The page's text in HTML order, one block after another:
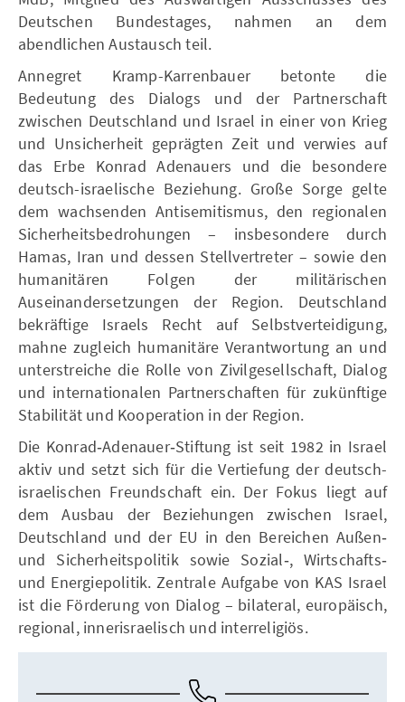
Deutschen Bundestages, nahmen an dem
abendlichen Austausch teil.
Annegret Kramp-Karrenbauer betonte die
Bedeutung des Dialogs und der Partnerschaft
zwischen Deutschland und Israel in einer von Krieg
und Unsicherheit geprägten Zeit und verwies auf
das Erbe Konrad Adenauers und die besondere
deutsch-israelische Beziehung. Große Sorge gelte
dem wachsenden Antisemitismus, den regionalen
Sicherheitsbedrohungen – insbesondere durch
Hamas, Iran und dessen Stellvertreter – sowie den
humanitären Folgen der militärischen
Auseinandersetzungen der Region. Deutschland
bekräftige Israels Recht auf Selbstverteidigung,
mahne zugleich humanitäre Verantwortung an und
unterstreiche die Rolle von Zivilgesellschaft, Dialog
und internationalen Partnerschaften für zukünftige
Stabilität und Kooperation in der Region.
Die Konrad‑Adenauer‑Stiftung ist seit 1982 in Israel
aktiv und setzt sich für die Vertiefung der deutsch-
israelischen Freundschaft ein. Der Fokus liegt auf
dem Ausbau der Beziehungen zwischen Israel,
Deutschland und der EU in den Bereichen Außen‑
und Sicherheitspolitik sowie Sozial‑, Wirtschafts‑
und Energiepolitik. Zentrale Aufgabe von KAS Israel
ist die Förderung von Dialog – bilateral, europäisch,
regional, innerisraelisch und interreligiös.